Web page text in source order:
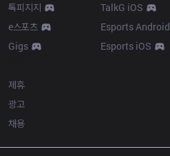
톡피지지
e스포츠
Gigs
TalkG iOS
Esports Android
Esports iOS
제휴
광고
채용